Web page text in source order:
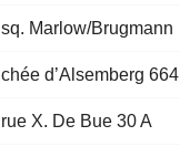
sq. Marlow/Brugmann
chée d’Alsemberg 664
rue X. De Bue 30 A